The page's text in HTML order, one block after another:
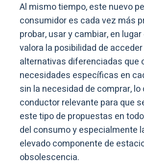
Al mismo tiempo, este nuevo
consumidor es cada vez más
probar, usar y cambiar, en
valora la posibilidad de
alternativas diferenciadas que
necesidades específicas en
sin la necesidad de comprar, lo
conductor relevante para que
este tipo de propuestas en
del consumo y especialmente
elevado componente de
obsolescencia.